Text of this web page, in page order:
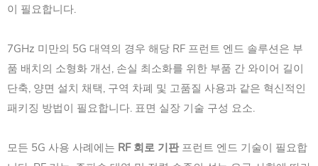
이 필요합니다.
7GHz 미만의 5G 대역의 경우 해당 RF 프런트 엔드 솔루션은 부
품 배치의 소형화 개선, 손실 최소화를 위한 부품 간 와이어 길이
단축, 양면 설치 채택, 구역 차폐 및 고품질 사용과 같은 혁신적인
패키징 방법이 필요합니다. 표면 실장 기술 구성 요소.
모든 5G 사용 사례에는 RF 회로 기판프런트 엔드 기술이 필요합